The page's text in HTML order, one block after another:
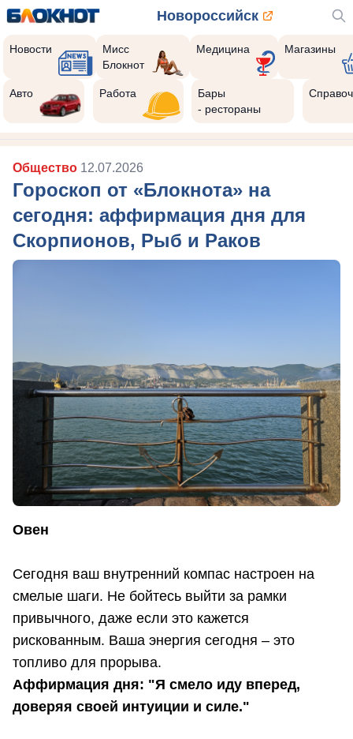
Новороссийск
Новости
Мисс
Блокнот
Медицина Магазины
Авто Работа
Бары
- рестораны
Общество 12.07.2026
Гороскоп от «Блокнота» на
сегодня: аффирмация дня для
Скорпионов, Рыб и Раков
Овен
Сегодня ваш внутренний компас настроен на
смелые шаги. Не бойтесь выйти за рамки
привычного, даже если это кажется
рискованным. Ваша энергия сегодня – это
топливо для прорыва.
Аффирмация дня: "Я смело иду вперед,
доверяя своей интуиции и силе."